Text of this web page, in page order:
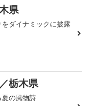
県
ダイナミックに披露
栃木県
の風物詩